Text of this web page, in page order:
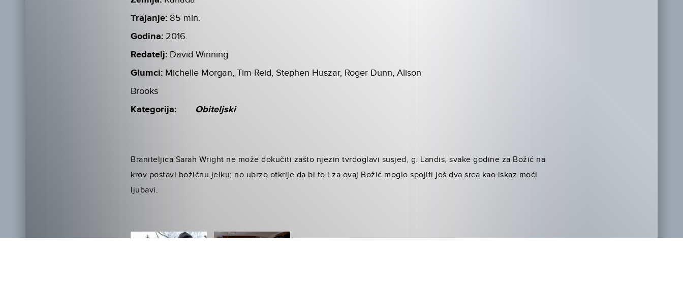
Trajanje: 85 min.
Godina: 2016.
Redatelj: David Winning
Glumci: Michelle Morgan, Tim Reid, Stephen Huszar, Roger Dunn, Alison
Brooks
Kategorija: Obiteljski
Braniteljica Sarah Wright ne može dokučiti zašto njezin tvrdoglavi susjed, g. Landis, svake godine za Božić na
krov postavi božićnu jelku; no ubrzo otkrije da bi to i za ovaj Božić moglo spojiti još dva srca kao iskaz moći
ljubavi.